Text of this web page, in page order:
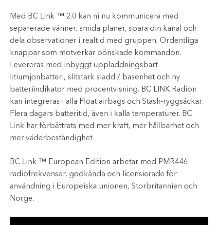
Med BC Link ™ 2.0 kan ni nu kommunicera med
separerade vänner, smida planer, spara din kanal och
dela observationer i realtid med gruppen. Ordentliga
knappar som motverkar oönskade kommandon.
Levereras med inbyggt uppladdningsbart
litiumjonbatteri, slitstark sladd / basenhet och ny
batteriindikator med procentvisning. BC LINK Radion
kan integreras i alla Float airbags och Stash-ryggsäckar.
Flera dagars batteritid, även i kalla temperaturer. BC
Link har förbättrats med mer kraft, mer hållbarhet och
mer väderbeständighet.
BC Link ™ European Edition arbetar med PMR446-
radiofrekvenser, godkända och licensierade för
användning i Europeiska unionen, Storbritannien och
Norge.